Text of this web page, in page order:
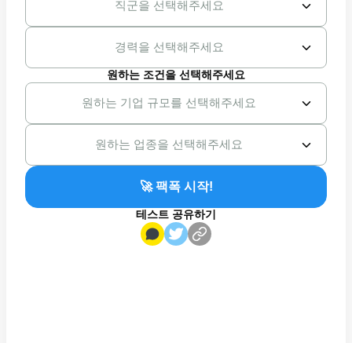
직군을 선택해주세요
경력을 선택해주세요
원하는 조건을 선택해주세요
원하는 기업 규모를 선택해주세요
원하는 업종을 선택해주세요
🚀 팩폭 시작!
테스트 공유하기